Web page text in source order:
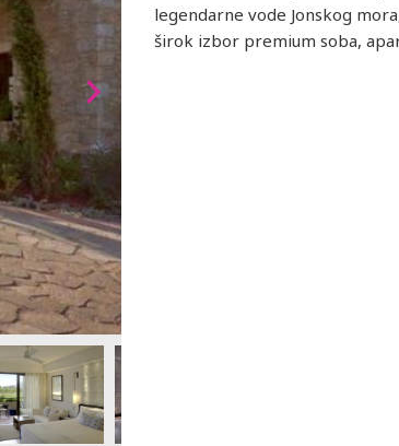
legendarne vode Jonskog
širok izbor premium soba,